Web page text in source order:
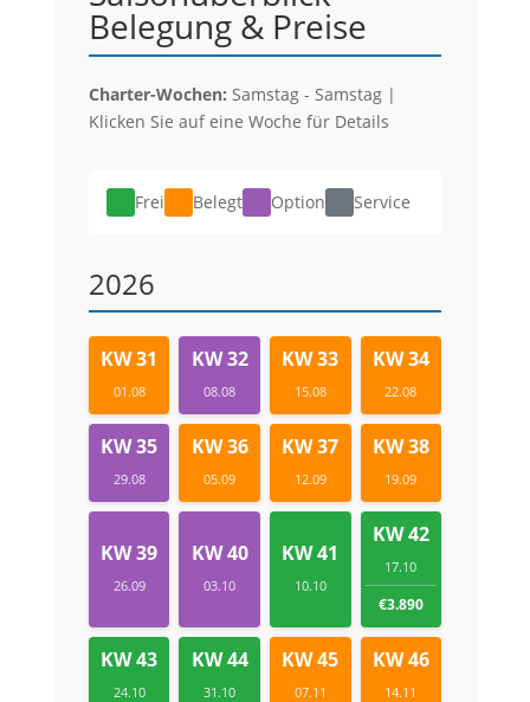
Belegung & Preise
Charter-Wochen: Samstag - Samstag |
Klicken Sie auf eine Woche für Details
Frei Belegt Option Service
2026
KW 31
01.08
KW 32
08.08
KW 33
15.08
KW 34
22.08
KW 35
29.08
KW 36
05.09
KW 37
12.09
KW 38
19.09
KW 39
26.09
KW 40
03.10
KW 41
10.10
KW 42
17.10
€3.890
KW 43
24.10
KW 44
31.10
KW 45
07.11
KW 46
14.11